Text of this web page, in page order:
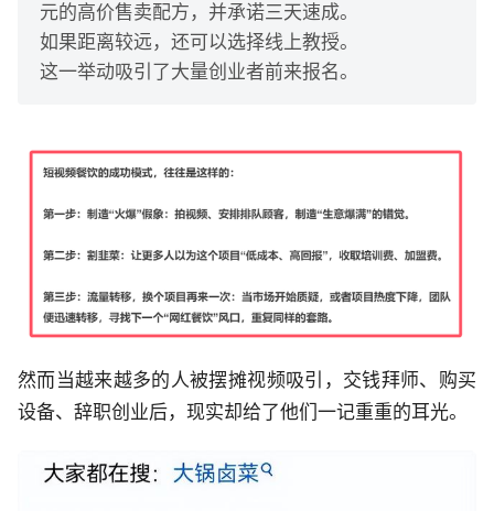
元的高价售卖配方，并承诺三天速成。
如果距离较远，还可以选择线上教授。
这一举动吸引了大量创业者前来报名。
然而当越来越多的人被摆摊视频吸引，交钱拜师、购买
设备、辞职创业后，现实却给了他们一记重重的耳光。